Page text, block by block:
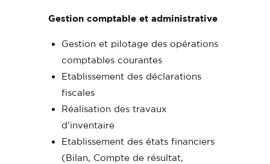
Gestion comptable et administrative
Gestion et pilotage des opérations
comptables courantes
Etablissement des déclarations
fiscales
Réalisation des travaux
d’inventaire
Etablissement des états financiers
(Bilan, Compte de résultat,